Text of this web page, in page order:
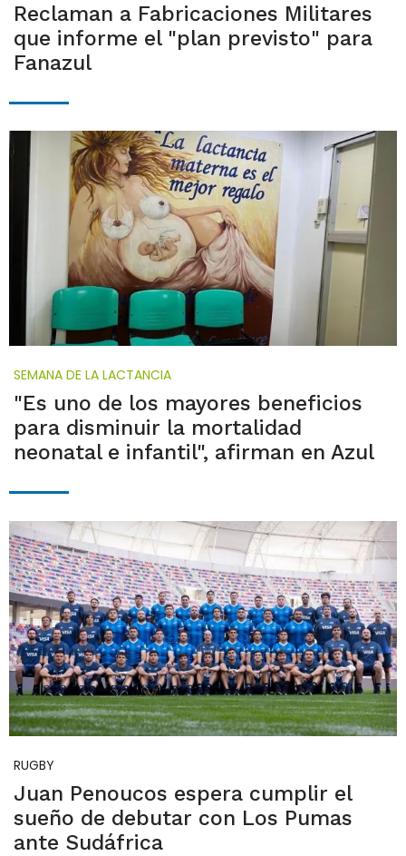
Reclaman a Fabricaciones Militares
que informe el "plan previsto" para
Fanazul
SEMANA DE LA LACTANCIA
"Es uno de los mayores beneficios
para disminuir la mortalidad
neonatal e infantil", afirman en Azul
RUGBY
Juan Penoucos espera cumplir el
sueño de debutar con Los Pumas
ante Sudáfrica